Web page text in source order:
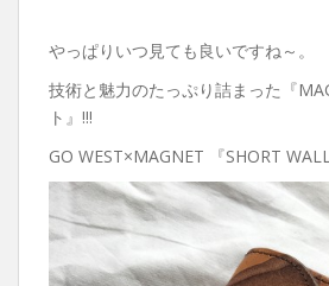
やっぱりいつ見ても良いですね～。
技術と魅力のたっぷり詰まった『
ト』!!!
GO WEST×MAGNET 『SHORT